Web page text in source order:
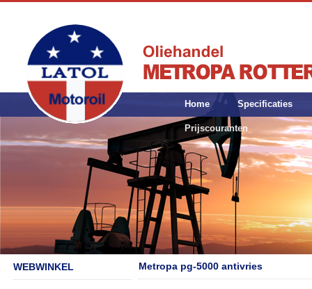
Home Specificaties
Prijscouranten
WEBWINKEL Metropa pg-5000 antivries